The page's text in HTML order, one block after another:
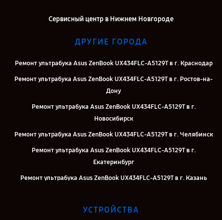
Сервисный центр в Нижнем Новгороде
ДРУГИЕ ГОРОДА
Ремонт ультрабука Asus ZenBook UX434FLC-A5129T в г. Краснодар
Ремонт ультрабука Asus ZenBook UX434FLC-A5129T в г. Ростов-на-
Дону
Ремонт ультрабука Asus ZenBook UX434FLC-A5129T в г.
Новосибирск
Ремонт ультрабука Asus ZenBook UX434FLC-A5129T в г. Челябинск
Ремонт ультрабука Asus ZenBook UX434FLC-A5129T в г.
Екатеринбург
Ремонт ультрабука Asus ZenBook UX434FLC-A5129T в г. Казань
Ремонт ультрабука Asus ZenBook UX434FLC-A5129T в г. Санкт-
УСТРОЙСТВА